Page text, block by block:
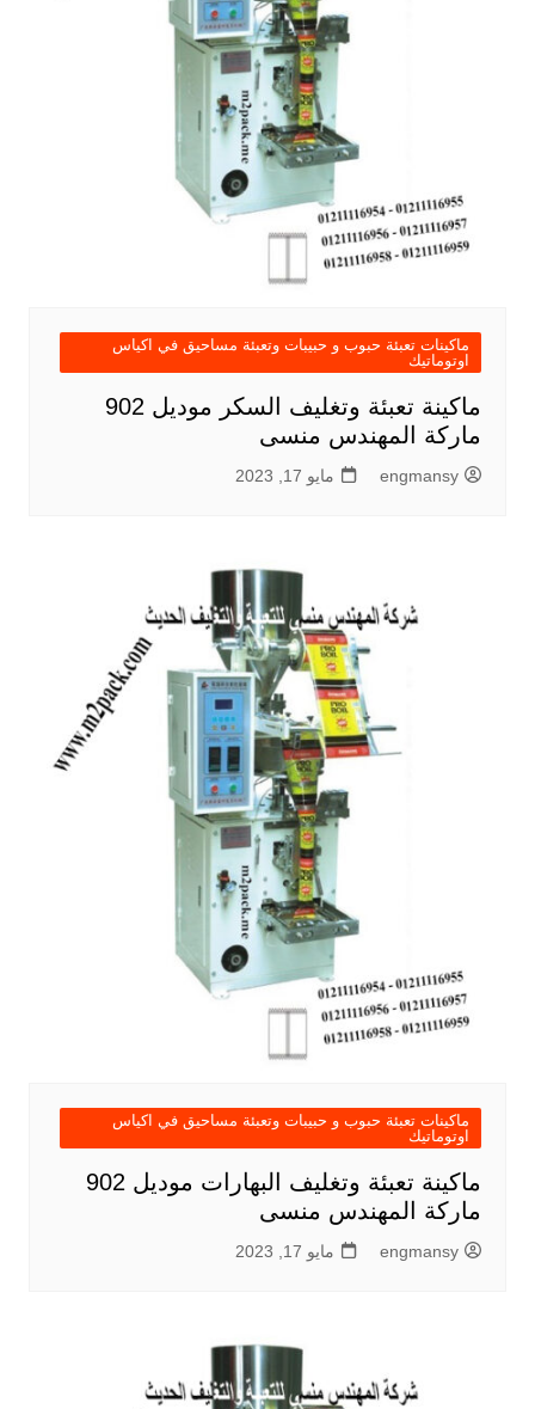
ماكينات تعبئة حبوب و حبيبات وتعبئة مساحيق في اكياس
اوتوماتيك
ماكينة تعبئة وتغليف السكر موديل 902
ماركة المهندس منسى
engmansy مايو 17, 2023
ماكينات تعبئة حبوب و حبيبات وتعبئة مساحيق في اكياس
اوتوماتيك
ماكينة تعبئة وتغليف البهارات موديل 902
ماركة المهندس منسى
engmansy مايو 17, 2023